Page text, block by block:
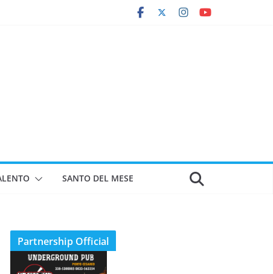
SANTO DEL MESE
Partnership Official